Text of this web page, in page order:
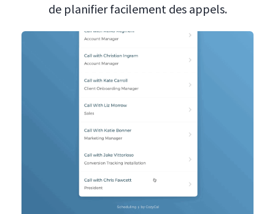
de planifier facilement des appels.